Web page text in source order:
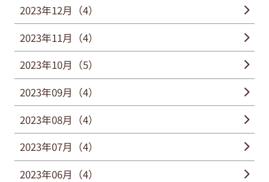
2023年12月（4）
2023年11月（4）
2023年10月（5）
2023年09月（4）
2023年08月（4）
2023年07月（4）
2023年06月（4）